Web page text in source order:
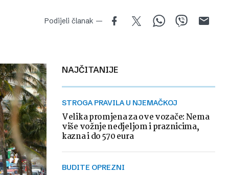
Podijeli članak —
NAJČITANIJE
STROGA PRAVILA U NJEMAČKOJ
Velika promjena za ove vozače: Nema
više vožnje nedjeljom i praznicima,
kazna i do 570 eura
BUDITE OPREZNI